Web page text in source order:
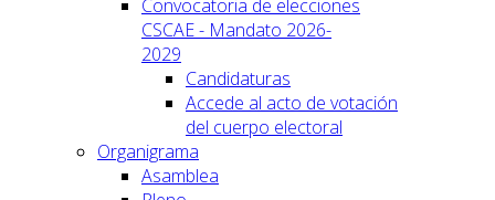
Convocatoria de elecciones
CSCAE - Mandato 2026-
2029
Candidaturas
Accede al acto de votación
del cuerpo electoral
Organigrama
Asamblea